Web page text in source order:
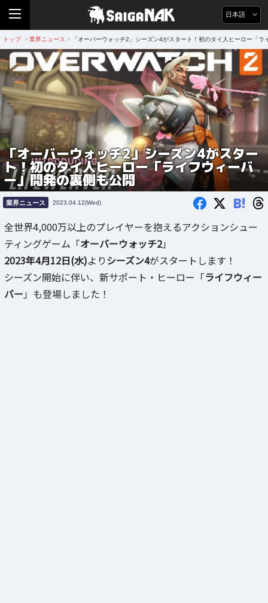
日本語
トップ > 業界ニュース > 「オーバーウォッチ2」シーズン4がスタート！初のタイ人ヒーロー「
「オーバーウォッチ2」シーズン4がスター
ト！初のタイ人ヒーロー「ライフウィーバ
ー」開発の裏側も公開
業界ニュース 2023.04.12(Wed) B!
全世界4,000万以上のプレイヤーを抱えるアクションシュー
ティングゲーム「オーバーウォッチ2」
2023年4月12日(水)よりシーズン4がスタートします！
シーズン開始に伴い、新サポート・ヒーロー「ライフウィー
バー 」も登場しました！